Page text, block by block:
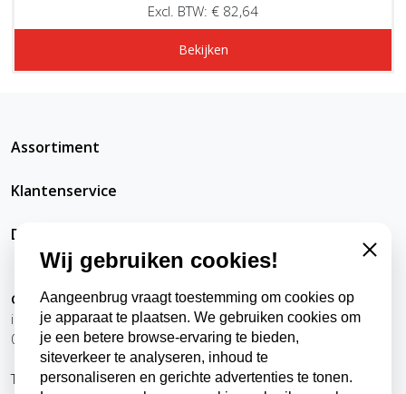
Excl. BTW: € 82,64
Bekijken
Assortiment
Klantenservice
DatRepareerIkZelfWel
Contact
info@datrepareerikzelfwel.nl
0118-570024
Telefonisch bereikbaar
Wij gebruiken cookies!
Aangeenbrug vraagt toestemming om cookies op
je apparaat te plaatsen. We gebruiken cookies om
je een betere browse-ervaring te bieden,
siteverkeer te analyseren, inhoud te
personaliseren en gerichte advertenties te tonen.
Close